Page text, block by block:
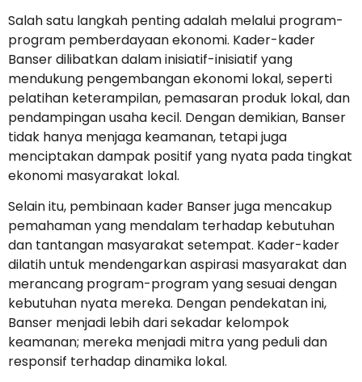
Salah satu langkah penting adalah melalui program-
program pemberdayaan ekonomi. Kader-kader
Banser dilibatkan dalam inisiatif-inisiatif yang
mendukung pengembangan ekonomi lokal, seperti
pelatihan keterampilan, pemasaran produk lokal, dan
pendampingan usaha kecil. Dengan demikian, Banser
tidak hanya menjaga keamanan, tetapi juga
menciptakan dampak positif yang nyata pada tingkat
ekonomi masyarakat lokal.
Selain itu, pembinaan kader Banser juga mencakup
pemahaman yang mendalam terhadap kebutuhan
dan tantangan masyarakat setempat. Kader-kader
dilatih untuk mendengarkan aspirasi masyarakat dan
merancang program-program yang sesuai dengan
kebutuhan nyata mereka. Dengan pendekatan ini,
Banser menjadi lebih dari sekadar kelompok
keamanan; mereka menjadi mitra yang peduli dan
responsif terhadap dinamika lokal.